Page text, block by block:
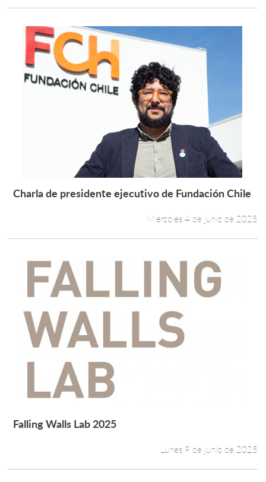
Leer más +
Charla de presidente ejecutivo de Fundación Chile
Miércoles 4 de junio de 2025
Falling Walls Lab 2025
Lunes 9 de junio de 2025